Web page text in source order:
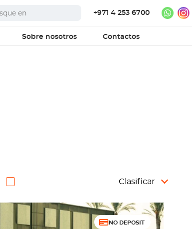
+971 4 253 6700
Sobre nosotros Contactos
Clasificar
NO DEPOSIT